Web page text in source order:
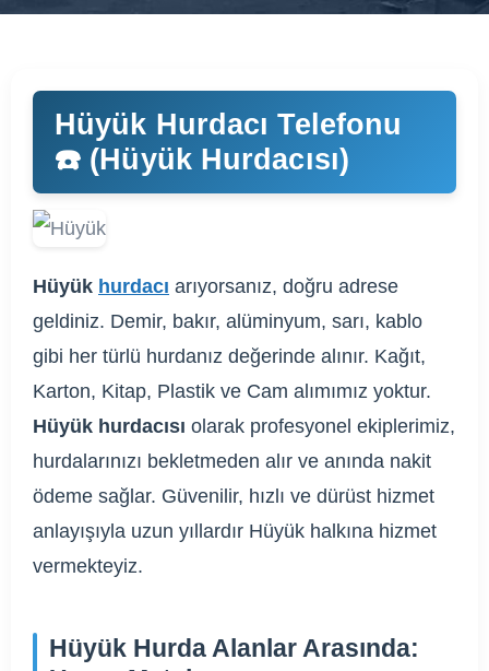
Hüyük Hurdacı Telefonu
☎️ (Hüyük Hurdacısı)
Hüyük hurdacı arıyorsanız, doğru adrese
geldiniz. Demir, bakır, alüminyum, sarı, kablo
gibi her türlü hurdanız değerinde alınır. Kağıt,
Karton, Kitap, Plastik ve Cam alımımız yoktur.
Hüyük hurdacısı olarak profesyonel ekiplerimiz,
hurdalarınızı bekletmeden alır ve anında nakit
ödeme sağlar. Güvenilir, hızlı ve dürüst hizmet
anlayışıyla uzun yıllardır Hüyük halkına hizmet
vermekteyiz.
Hüyük Hurda Alanlar Arasında: